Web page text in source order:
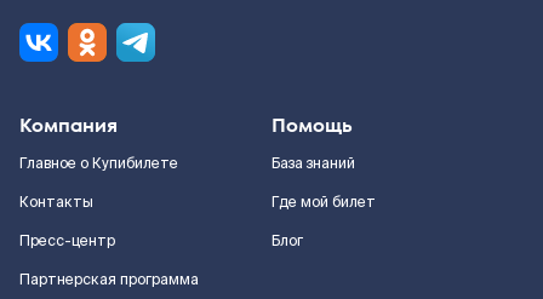
Компания
Главное о Купибилете
Контакты
Пресс-центр
Партнерская программа
Помощь
База знаний
Где мой билет
Блог